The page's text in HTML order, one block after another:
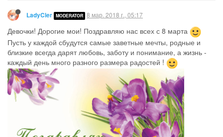
LadyCler MODERATOR 8 мар. 2018 г., 05:17
Девочки! Дорогие мои! Поздравляю нас всех с 8 марта
Пусть у каждой сбудутся самые заветные мечты, родные и
близкие всегда дарят любовь, заботу и понимание, а жизнь -
каждый день много разного размера радостей !